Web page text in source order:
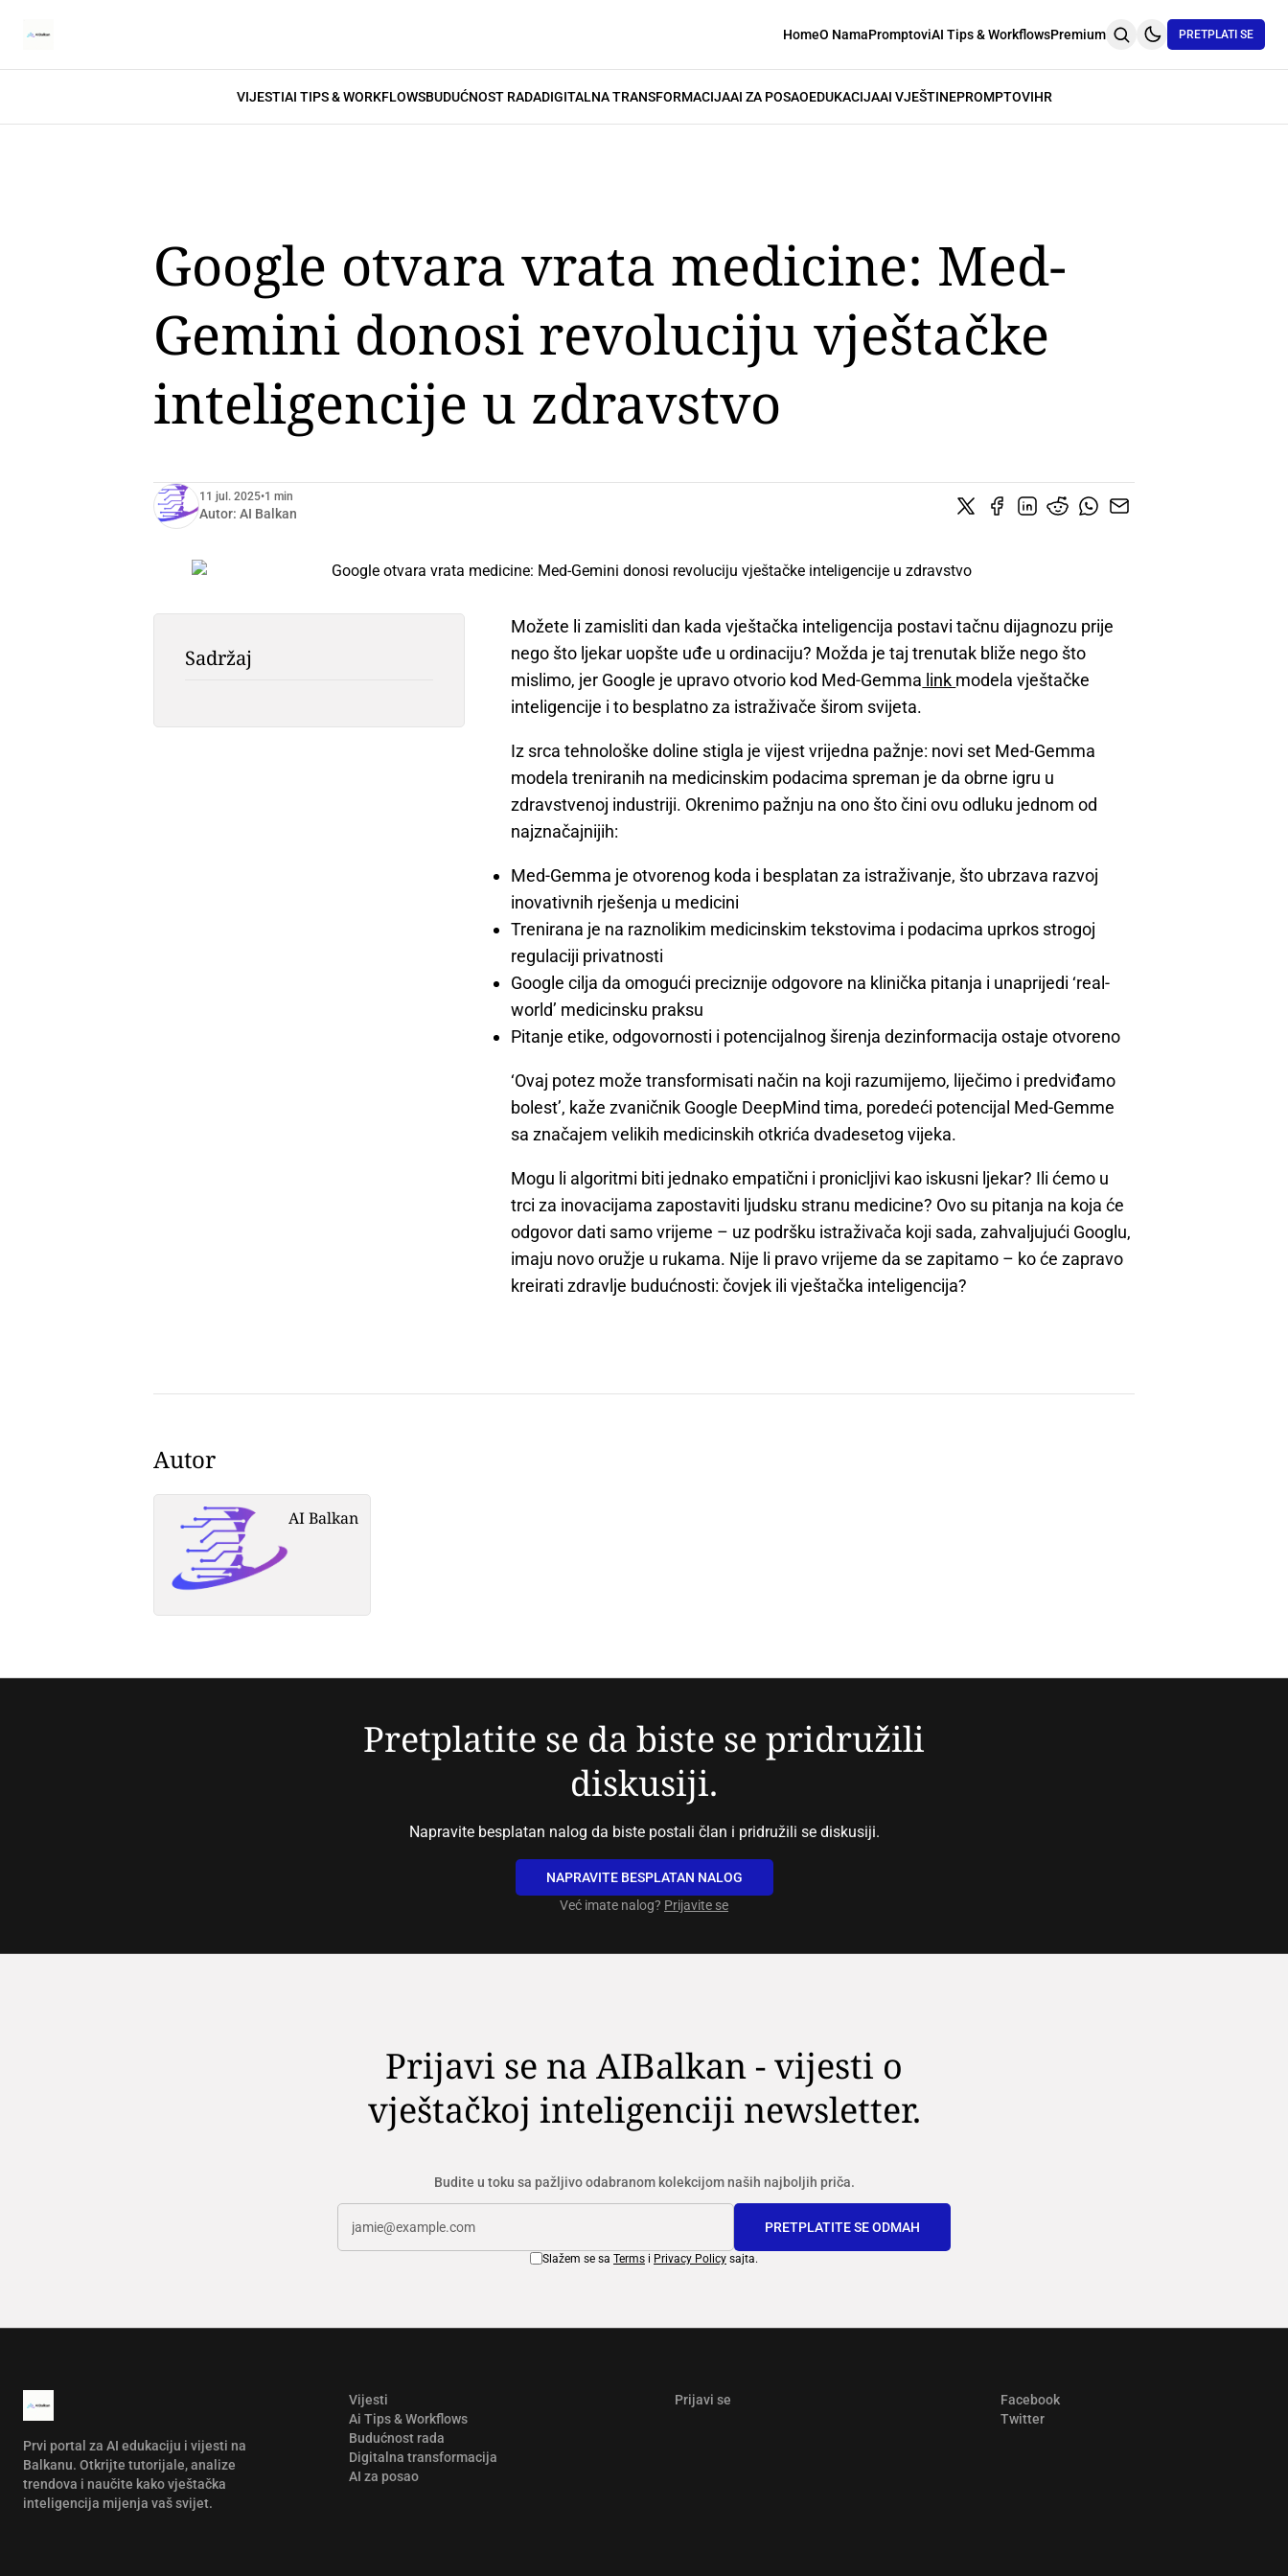
HomeO NamaPromptoviAI Tips & WorkflowsPremium PRETPLATI SE
VIJESTIAI TIPS & WORKFLOWSBUDUĆNOST RADADIGITALNA TRANSFORMACIJAAI ZA POSAOEDUKACIJAAI VJEŠTINEPROMPTOVIHR
Google otvara vrata medicine: Med-
Gemini donosi revoluciju vještačke
inteligencije u zdravstvo
11 jul. 2025•1 min
Autor: AI Balkan
Sadržaj
Možete li zamisliti dan kada vještačka inteligencija postavi tačnu dijagnozu prije
nego što ljekar uopšte uđe u ordinaciju? Možda je taj trenutak bliže nego što
mislimo, jer Google je upravo otvorio kod Med-Gemma link modela vještačke
inteligencije i to besplatno za istraživače širom svijeta.
Iz srca tehnološke doline stigla je vijest vrijedna pažnje: novi set Med-Gemma
modela treniranih na medicinskim podacima spreman je da obrne igru u
zdravstvenoj industriji. Okrenimo pažnju na ono što čini ovu odluku jednom od
najznačajnijih:
Med-Gemma je otvorenog koda i besplatan za istraživanje, što ubrzava razvoj
inovativnih rješenja u medicini
Trenirana je na raznolikim medicinskim tekstovima i podacima uprkos strogoj
regulaciji privatnosti
Google cilja da omogući preciznije odgovore na klinička pitanja i unaprijedi ‘real-
world’ medicinsku praksu
Pitanje etike, odgovornosti i potencijalnog širenja dezinformacija ostaje otvoreno
‘Ovaj potez može transformisati način na koji razumijemo, liječimo i predviđamo
bolest’, kaže zvaničnik Google DeepMind tima, poredeći potencijal Med-Gemme
sa značajem velikih medicinskih otkrića dvadesetog vijeka.
Mogu li algoritmi biti jednako empatični i pronicljivi kao iskusni ljekar? Ili ćemo u
trci za inovacijama zapostaviti ljudsku stranu medicine? Ovo su pitanja na koja će
odgovor dati samo vrijeme – uz podršku istraživača koji sada, zahvaljujući Googlu,
imaju novo oružje u rukama. Nije li pravo vrijeme da se zapitamo – ko će zapravo
kreirati zdravlje budućnosti: čovjek ili vještačka inteligencija?
Autor
AI Balkan
Pretplatite se da biste se pridružili
diskusiji.
Napravite besplatan nalog da biste postali član i pridružili se diskusiji.
NAPRAVITE BESPLATAN NALOG
Već imate nalog? Prijavite se
Prijavi se na AIBalkan - vijesti o
vještačkoj inteligenciji newsletter.
Budite u toku sa pažljivo odabranom kolekcijom naših najboljih priča.
PRETPLATITE SE ODMAH
Slažem se sa Terms i Privacy Policy sajta.
Prvi portal za AI edukaciju i vijesti na
Balkanu. Otkrijte tutorijale, analize
trendova i naučite kako vještačka
inteligencija mijenja vaš svijet.
Vijesti
Ai Tips & Workflows
Budućnost rada
Digitalna transformacija
AI za posao
Prijavi se
Facebook
Twitter